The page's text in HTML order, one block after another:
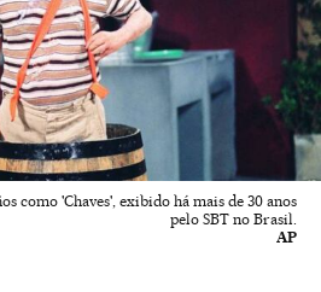
como 'Chaves', exibido há mais de 30 anos
pelo SBT no Brasil.
AP